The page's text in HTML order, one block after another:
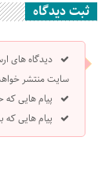
ثبت دیدگاه
دیدگاه های
سایت منتشر
پیام هایی
پیام هایی که